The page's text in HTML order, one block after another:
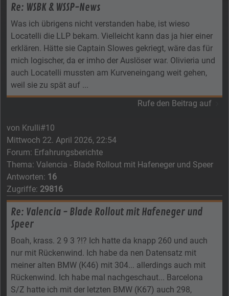
Re: WSBK & WSSP-News
Was ich übrigens nicht verstanden habe, ist wieso
Locatelli die LLP bekam. Vielleicht kann das ja hier einer
erklären. Hätte sie Captain Slowes gekriegt, wäre das für
mich logischer, da er imho der Auslöser war. Olivieria und
auch Locatelli mussten am Kurveneingang weit gehen,
weil sie zu spät auf ...
Rufe den Beitrag auf
von Krulli#10
Mittwoch 22. April 2026, 22:54
Forum: Erfahrungsberichte
Thema: Valencia - Blade Rollout mit Hafeneger und Speer
Antworten: 16
Zugriffe: 29816
Re: Valencia - Blade Rollout mit Hafeneger und
Speer
Boah, krass. 2 9 3 ?!? Ich hatte da knapp 260 und auch
nur mit Rückenwind. Ich habe da nen Datensatz mit
meiner alten BMW (K46) mit 304... allerdings auch mit
Rückenwind. Ich habe mal nachgeschaut... Barcelona
S/Z hatte ich mit der letzten BMW (K67) auch 298,